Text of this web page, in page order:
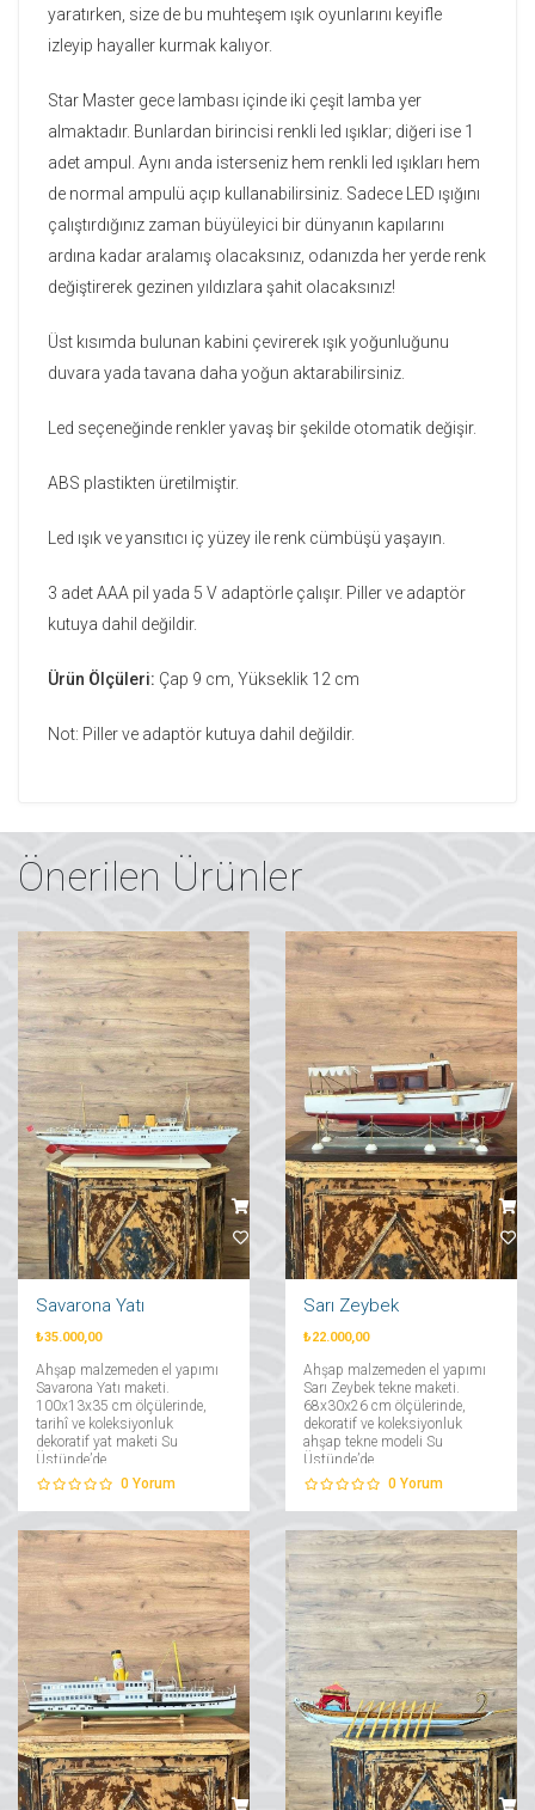
yaratırken, size de bu muhteşem ışık oyunlarını keyifle
izleyip hayaller kurmak kalıyor.
Star Master gece lambası içinde iki çeşit lamba yer
almaktadır. Bunlardan birincisi renkli led ışıklar; diğeri ise 1
adet ampul. Aynı anda isterseniz hem renkli led ışıkları hem
de normal ampulü açıp kullanabilirsiniz. Sadece LED ışığını
çalıştırdığınız zaman büyüleyici bir dünyanın kapılarını
ardına kadar aralamış olacaksınız, odanızda her yerde renk
değiştirerek gezinen yıldızlara şahit olacaksınız!
Üst kısımda bulunan kabini çevirerek ışık yoğunluğunu
duvara yada tavana daha yoğun aktarabilirsiniz.
Led seçeneğinde renkler yavaş bir şekilde otomatik değişir.
ABS plastikten üretilmiştir.
Led ışık ve yansıtıcı iç yüzey ile renk cümbüşü yaşayın.
3 adet AAA pil yada 5 V adaptörle çalışır. Piller ve adaptör
kutuya dahil değildir.
Ürün Ölçüleri: Çap 9 cm, Yükseklik 12 cm
Not: Piller ve adaptör kutuya dahil değildir.
Önerilen Ürünler
Savarona Yatı
₺35.000,00
Ahşap malzemeden el yapımı
Savarona Yatı maketi.
100x13x35 cm ölçülerinde,
tarihî ve koleksiyonluk
dekoratif yat maketi Su
Üstünde’de....
0 Yorum
Sarı Zeybek
₺22.000,00
Ahşap malzemeden el yapımı
Sarı Zeybek tekne maketi.
68x30x26 cm ölçülerinde,
dekoratif ve koleksiyonluk
ahşap tekne modeli Su
Üstünde’de....
0 Yorum